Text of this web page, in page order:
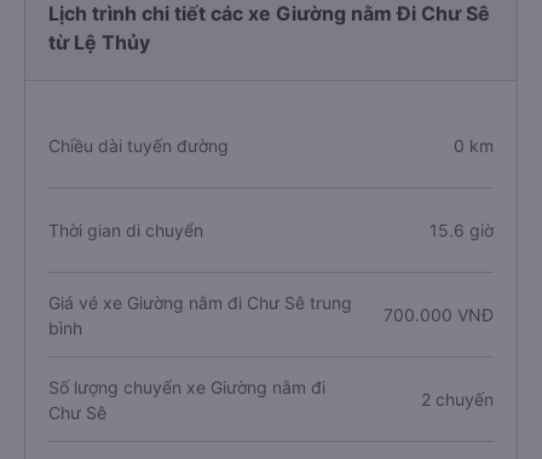
Lịch trình chi tiết các xe Giường nằm Đi Chư Sê
từ Lệ Thủy
Chiều dài tuyến đường 0 km
Thời gian di chuyển 15.6 giờ
Giá vé xe Giường nằm đi Chư Sê trung
bình
700.000 VNĐ
Số lượng chuyến xe Giường nằm đi
Chư Sê
2 chuyến